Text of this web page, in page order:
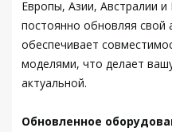
Европы, Азии, Австралии
постоянно обновляя
обеспечивает
моделями, что делает
актуальной.
Обновленное